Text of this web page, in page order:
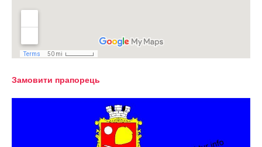
Замовити прапорець